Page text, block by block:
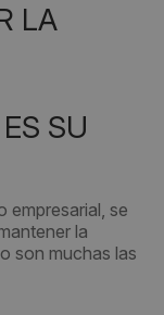
SU
empresarial, se
la
son muchas las